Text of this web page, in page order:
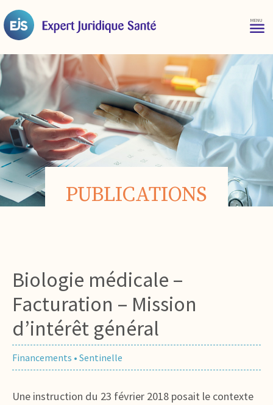
PUBLICATIONS
Biologie médicale –
Facturation – Mission
d’intérêt général
Financements • Sentinelle
Une instruction du 23 février 2018 posait le contexte